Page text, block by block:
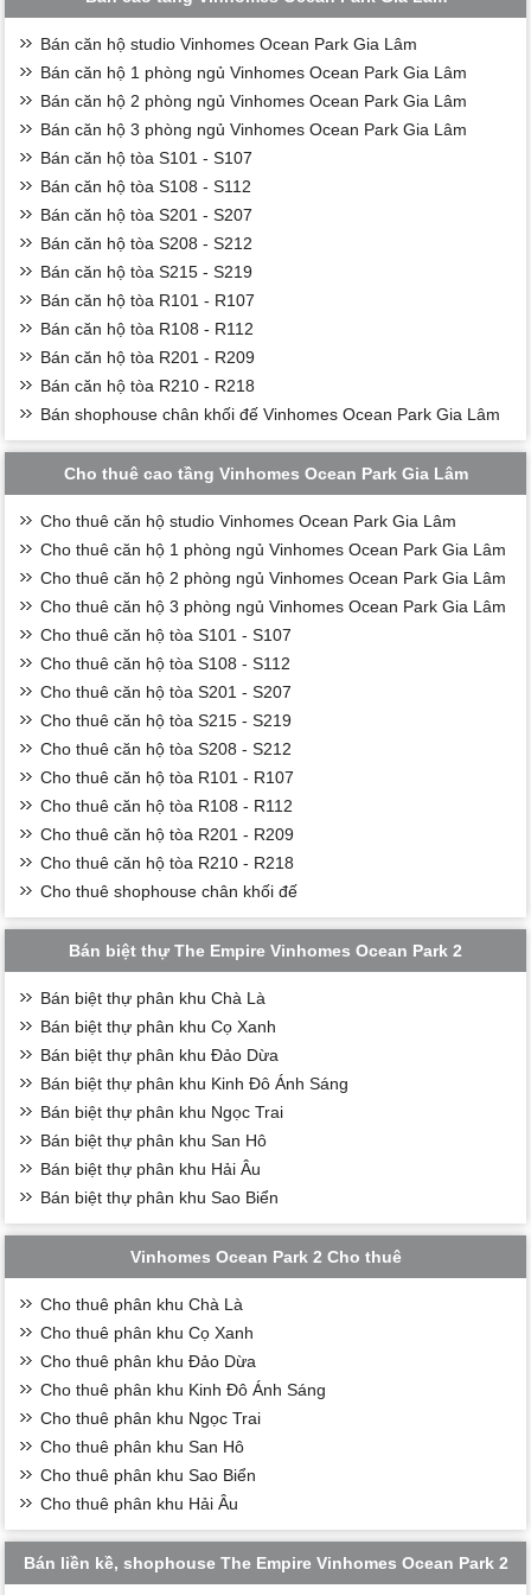
Bán căn hộ studio Vinhomes Ocean Park Gia Lâm
Bán căn hộ 1 phòng ngủ Vinhomes Ocean Park Gia Lâm
Bán căn hộ 2 phòng ngủ Vinhomes Ocean Park Gia Lâm
Bán căn hộ 3 phòng ngủ Vinhomes Ocean Park Gia Lâm
Bán căn hộ tòa S101 - S107
Bán căn hộ tòa S108 - S112
Bán căn hộ tòa S201 - S207
Bán căn hộ tòa S208 - S212
Bán căn hộ tòa S215 - S219
Bán căn hộ tòa R101 - R107
Bán căn hộ tòa R108 - R112
Bán căn hộ tòa R201 - R209
Bán căn hộ tòa R210 - R218
Bán shophouse chân khối đế Vinhomes Ocean Park Gia Lâm
Cho thuê cao tầng Vinhomes Ocean Park Gia Lâm
Cho thuê căn hộ studio Vinhomes Ocean Park Gia Lâm
Cho thuê căn hộ 1 phòng ngủ Vinhomes Ocean Park Gia Lâm
Cho thuê căn hộ 2 phòng ngủ Vinhomes Ocean Park Gia Lâm
Cho thuê căn hộ 3 phòng ngủ Vinhomes Ocean Park Gia Lâm
Cho thuê căn hộ tòa S101 - S107
Cho thuê căn hộ tòa S108 - S112
Cho thuê căn hộ tòa S201 - S207
Cho thuê căn hộ tòa S215 - S219
Cho thuê căn hộ tòa S208 - S212
Cho thuê căn hộ tòa R101 - R107
Cho thuê căn hộ tòa R108 - R112
Cho thuê căn hộ tòa R201 - R209
Cho thuê căn hộ tòa R210 - R218
Cho thuê shophouse chân khối đế
Bán biệt thự The Empire Vinhomes Ocean Park 2
Bán biệt thự phân khu Chà Là
Bán biệt thự phân khu Cọ Xanh
Bán biệt thự phân khu Đảo Dừa
Bán biệt thự phân khu Kinh Đô Ánh Sáng
Bán biệt thự phân khu Ngọc Trai
Bán biệt thự phân khu San Hô
Bán biệt thự phân khu Hải Âu
Bán biệt thự phân khu Sao Biển
Vinhomes Ocean Park 2 Cho thuê
Cho thuê phân khu Chà Là
Cho thuê phân khu Cọ Xanh
Cho thuê phân khu Đảo Dừa
Cho thuê phân khu Kinh Đô Ánh Sáng
Cho thuê phân khu Ngọc Trai
Cho thuê phân khu San Hô
Cho thuê phân khu Sao Biển
Cho thuê phân khu Hải Âu
Bán liền kề, shophouse The Empire Vinhomes Ocean Park 2